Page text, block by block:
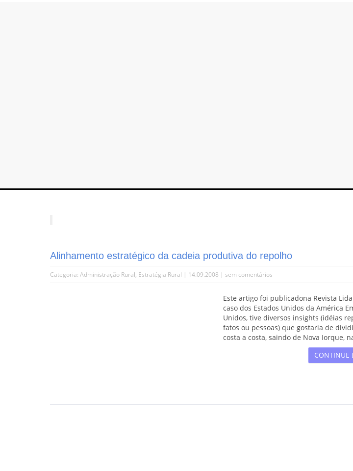
Alinhamento estratégico da cadeia produtiva do repolho
Categoria: Administração Rural, Estratégia Rural | 14.09.2008 | sem comentários
Este artigo foi publicadona Revista
caso dos Estados Unidos da América
Unidos, tive diversos insights (idéias
fatos ou pessoas) que gostaria de
costa a costa, saindo de Nova Iorque,
CONTINUE